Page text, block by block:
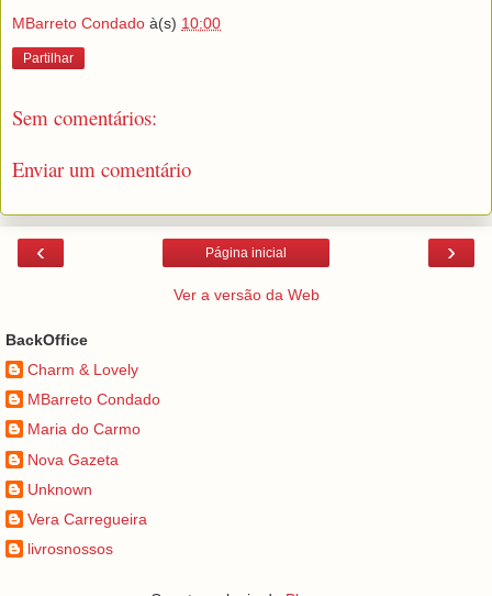
MBarreto Condado à(s) 10:00
Partilhar
Sem comentários:
Enviar um comentário
‹ ›
Página inicial
Ver a versão da Web
BackOffice
Charm & Lovely
MBarreto Condado
Maria do Carmo
Nova Gazeta
Unknown
Vera Carregueira
livrosnossos